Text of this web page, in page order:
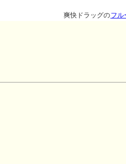
爽快ドラッグのフル